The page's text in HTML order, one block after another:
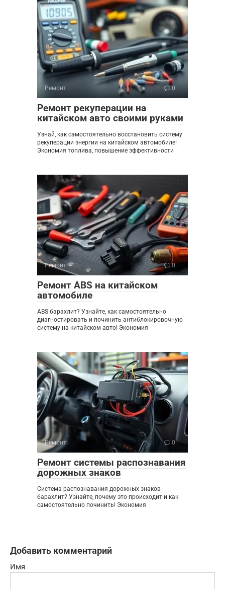
Ремонт 0
Ремонт рекуперации на
китайском авто своими руками
Узнай, как самостоятельно восстановить систему
рекуперации энергии на китайском автомобиле!
Экономия топлива, повышение эффективности
Ремонт 0
Ремонт ABS на китайском
автомобиле
ABS барахлит? Узнайте, как самостоятельно
диагностировать и починить антиблокировочную
систему на китайском авто! Экономия
Ремонт 0
Ремонт системы распознавания
дорожных знаков
Система распознавания дорожных знаков
барахлит? Узнайте, почему это происходит и как
самостоятельно починить! Экономия
Добавить комментарий
Имя